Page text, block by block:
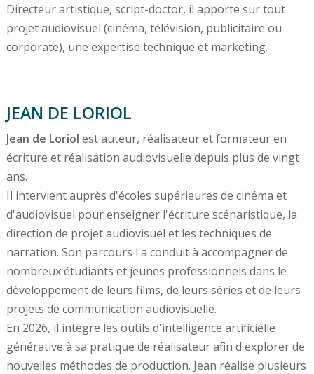
Directeur artistique, script-doctor, il apporte sur tout
projet audiovisuel (cinéma, télévision, publicitaire ou
corporate), une expertise technique et marketing.
JEAN DE LORIOL
Jean de Loriol est auteur, réalisateur et formateur en
écriture et réalisation audiovisuelle depuis plus de vingt
ans.
Il intervient auprès d'écoles supérieures de cinéma et
d'audiovisuel pour enseigner l'écriture scénaristique, la
direction de projet audiovisuel et les techniques de
narration. Son parcours l'a conduit à accompagner de
nombreux étudiants et jeunes professionnels dans le
développement de leurs films, de leurs séries et de leurs
projets de communication audiovisuelle.
En 2026, il intègre les outils d'intelligence artificielle
générative à sa pratique de réalisateur afin d'explorer de
nouvelles méthodes de production. Jean réalise plusieurs